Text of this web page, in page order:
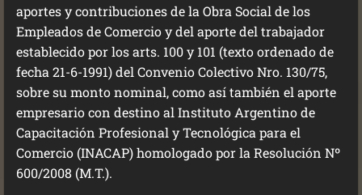
aportes y contribuciones de la Obra Social de los
Empleados de Comercio y del aporte del trabajador
establecido por los arts. 100 y 101 (texto ordenado de
fecha 21-6-1991) del Convenio Colectivo Nro. 130/75,
sobre su monto nominal, como así también el aporte
empresario con destino al Instituto Argentino de
Capacitación Profesional y Tecnológica para el
Comercio (INACAP) homologado por la Resolución Nº
600/2008 (M.T.).